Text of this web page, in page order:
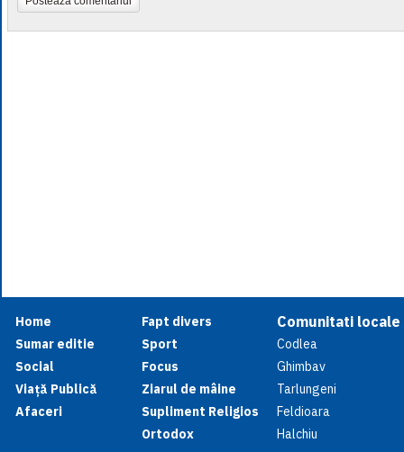
Home
Sumar editie
Social
Viață Publică
Afaceri
Fapt divers
Sport
Focus
Ziarul de mâine
Supliment Religios
Ortodox
Comunitati locale
Codlea
Ghimbav
Tarlungeni
Feldioara
Halchiu